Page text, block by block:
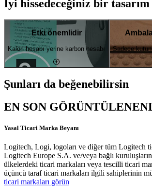
İyi hissedeceğiniz bir tasarım
Etki önemlidir
Kalori hesabı yerine karbon hesabı Sadece
Şunları da beğenebilirsin
EN SON
Yasal Ticari Marka Beyanı
Logitech, Logi, logoları ve diğer tüm Logitech
Logitech Europe S.A. ve/veya bağlı
ülkelerdeki ticari markaları veya tescilli ticari
üçüncü taraf ticari markaları ilgili sahiplerinin
ticari markaları görün